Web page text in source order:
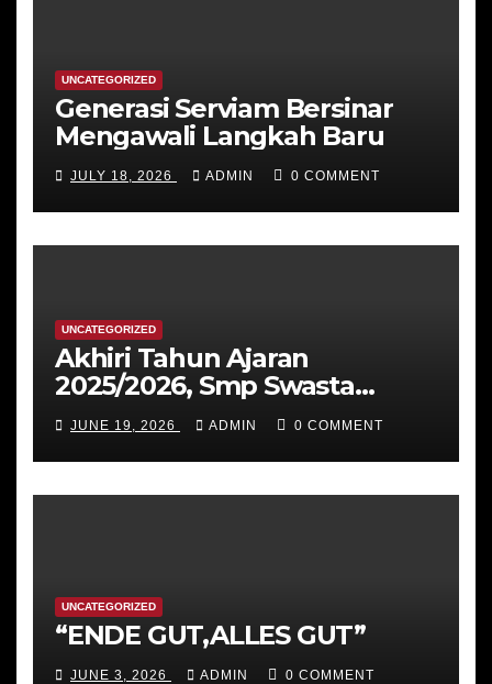
UNCATEGORIZED
Generasi Serviam Bersinar
Mengawali Langkah Baru
JULY 18, 2026 ADMIN 0 COMMENT
UNCATEGORIZED
Akhiri Tahun Ajaran
2025/2026, Smp Swasta
Katolik St Ursula Ende
menggelar Class Meeting
Ekologis hingga Rapat Kerja
Strategis
JUNE 19, 2026 ADMIN 0 COMMENT
UNCATEGORIZED
“ENDE GUT,ALLES GUT”
JUNE 3, 2026 ADMIN 0 COMMENT